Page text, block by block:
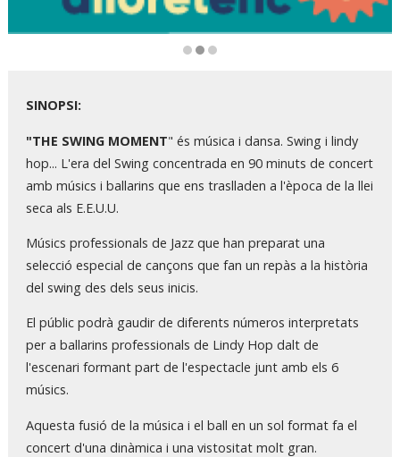
SINOPSI:
"THE SWING MOMENT" és música i dansa. Swing i lindy
hop... L'era del Swing concentrada en 90 minuts de concert
amb músics i ballarins que ens traslladen a l'època de la llei
seca als E.E.U.U.
Músics professionals de Jazz que han preparat una
selecció especial de cançons que fan un repàs a la història
del swing des dels seus inicis.
El públic podrà gaudir de diferents números interpretats
per a ballarins professionals de Lindy Hop dalt de
l'escenari formant part de l'espectacle junt amb els 6
músics.
Aquesta fusió de la música i el ball en un sol format fa el
concert d'una dinàmica i una vistositat molt gran.